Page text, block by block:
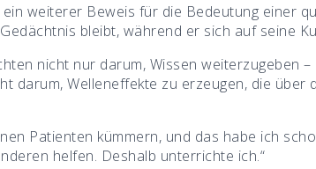
weiterer Beweis für die Bedeutung einer
bleibt, während er sich auf seine
nicht nur darum, Wissen weiterzugeben
darum, Welleneffekte zu erzeugen, die
Patienten kümmern, und das habe ich
helfen. Deshalb unterrichte ich.“